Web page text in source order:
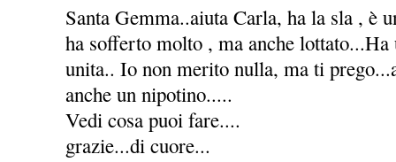
Santa Gemma..aiuta Carla, ha la sla , è
ha sofferto molto , ma anche
unita.. Io non merito nulla, ma ti
anche un nipotino.....
Vedi cosa puoi fare....
grazie...di cuore...